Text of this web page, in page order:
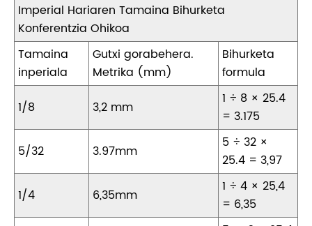
Imperial Hariaren Tamaina Bihurketa
Konferentzia Ohikoa
Tamaina
inperiala
Gutxi gorabehera.
Metrika (mm)
Bihurketa
formula
1/8
3,2 mm
1 ÷ 8 × 25.4
= 3.175
5/32
3.97mm
5 ÷ 32 ×
25.4 = 3,97
1/4
6,35mm
1 ÷ 4 × 25,4
= 6,35